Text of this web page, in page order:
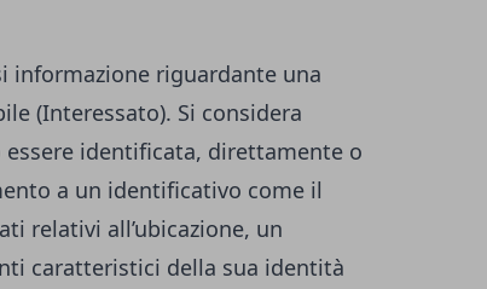
informazione riguardante una
(Interessato). Si considera
identificata, direttamente o
a un identificativo come il
relativi all’ubicazione, un
caratteristici della sua identità